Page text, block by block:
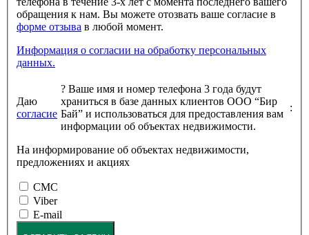
обращения к нам. Вы можете отозвать ваше согласие в
форме отзыва
в любой момент.
Информация о согласии на обработку персональных
данных.
Даю
согласие
? Ваше имя и номер телефона 3 года будут
храниться в базе данных клиентов ООО “Бир
Бай” и использоваться для предоставления вам
информации об объектах недвижимости.
:
На информирование об объектах недвижимости,
предложениях и акциях
СМС
Viber
E-mail